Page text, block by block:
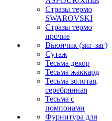
Стразы термо
SWAROVSKI
Стразы термо
прочие
Вьюнчик (зиг-заг)
Сутаж
Тесьма декор
Тесьма жаккард
Тесьма золотая,
серебрянная
Тесьма с
помпонами
Фурнитура для